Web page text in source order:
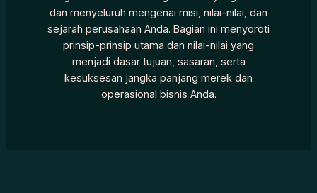
dan menyeluruh mengenai misi, nilai-nilai, dan
sejarah perusahaan Anda. Bagian ini menyoroti
prinsip-prinsip utama dan nilai-nilai yang
menjadi dasar tujuan, sasaran, serta
kesuksesan jangka panjang merek dan
operasional bisnis Anda.